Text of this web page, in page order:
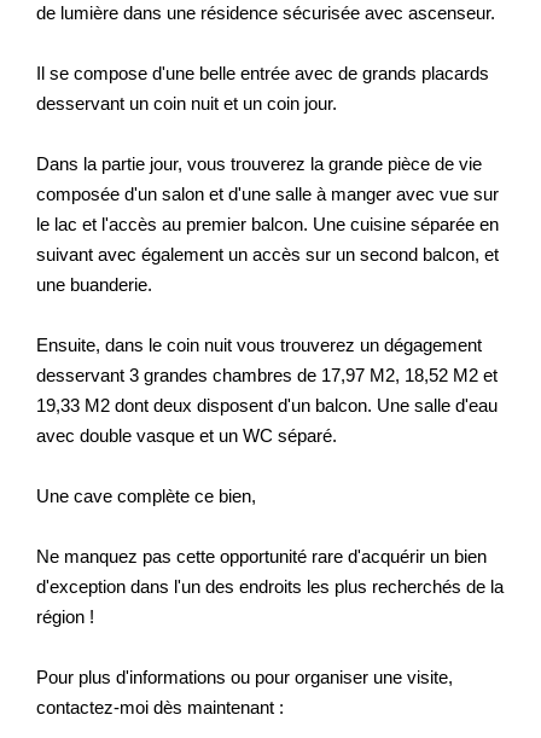
de lumière dans une résidence sécurisée avec ascenseur.
Il se compose d'une belle entrée avec de grands placards
desservant un coin nuit et un coin jour.
Dans la partie jour, vous trouverez la grande pièce de vie
composée d'un salon et d'une salle à manger avec vue sur
le lac et l'accès au premier balcon. Une cuisine séparée en
suivant avec également un accès sur un second balcon, et
une buanderie.
Ensuite, dans le coin nuit vous trouverez un dégagement
desservant 3 grandes chambres de 17,97 M2, 18,52 M2 et
19,33 M2 dont deux disposent d'un balcon. Une salle d'eau
avec double vasque et un WC séparé.
Une cave complète ce bien,
Ne manquez pas cette opportunité rare d'acquérir un bien
d'exception dans l'un des endroits les plus recherchés de la
région !
Pour plus d'informations ou pour organiser une visite,
contactez-moi dès maintenant :